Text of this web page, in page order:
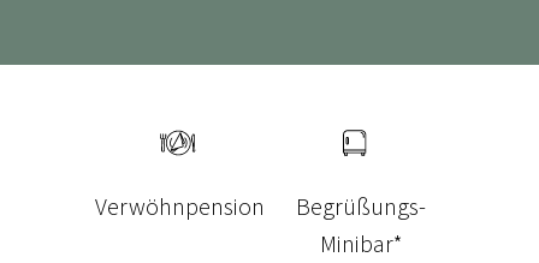
Verwöhnpension
Begrüßungs-
Minibar*